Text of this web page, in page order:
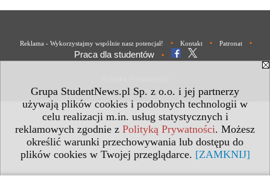
Grupa StudentNews.pl Sp. z o.o. i jej partnerzy
używają plików cookies i podobnych technologii w
celu realizacji m.in. usług statystycznych i
reklamowych zgodnie z Polityką Prywatności. Możesz
określić warunki przechowywania lub dostępu do
plików cookies w Twojej przeglądarce. [ZAMKNIJ]
Reklama - Wykorzystajmy wspólnie nasz potencjał! • Kontakt • Patronat •
Praca dla studentów •